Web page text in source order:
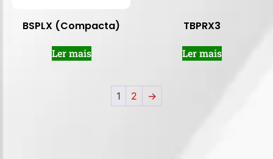
BSPLX (Compacta)
Ler mais
TBPRX3
Ler mais
1 2 →